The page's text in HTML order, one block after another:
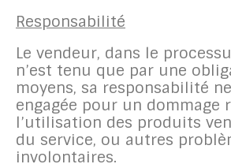
Responsabilité
Le vendeur, dans le
n’est tenu que par une
moyens, sa responsabilité
engagée pour un dommage
l’utilisation des produits
du service, ou autres
involontaires.